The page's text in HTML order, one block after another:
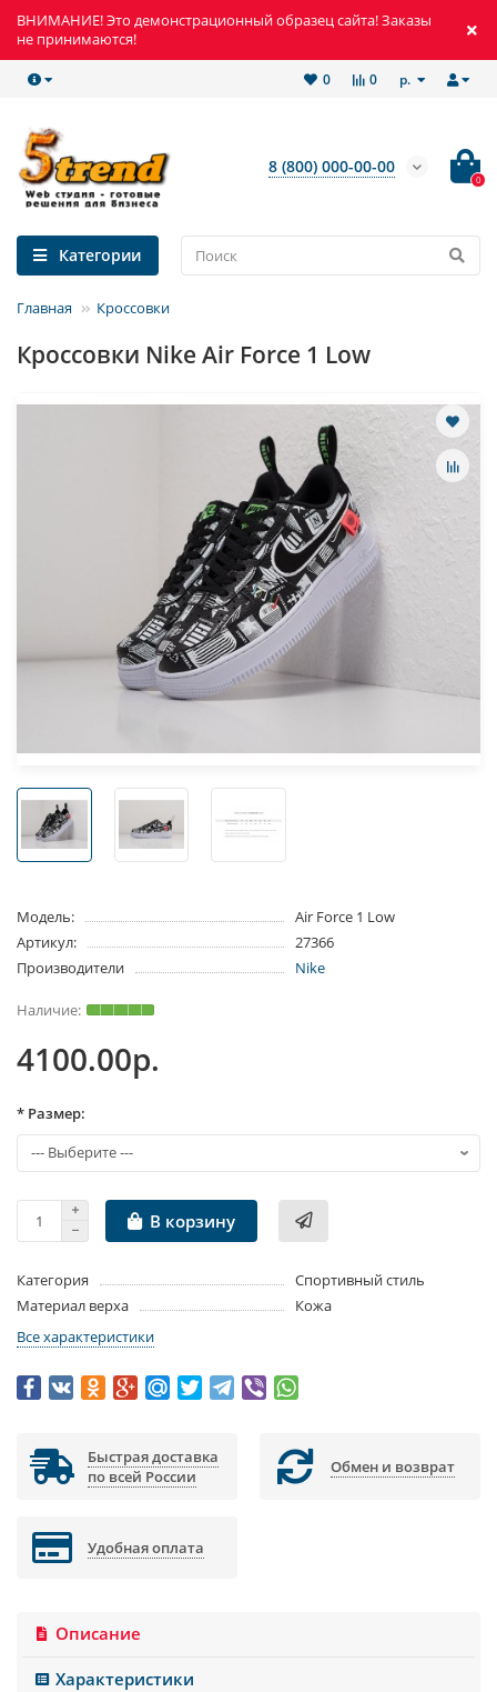
ВНИМАНИЕ! Это демонстрационный образец сайта! Заказы
не принимаются!
р.
0
0
8 (800) 000-00-00
0
Категории
Главная Кроссовки
Кроссовки Nike Air Force 1 Low
Модель:
Air Force 1 Low
Артикул:
27366
Производители
Nike
4100.00р.
* Размер:
В корзину
Категория
Спортивный стиль
Материал верха
Кожа
Все характеристики
Быстрая доставка
по всей России
Обмен и возврат
Удобная оплата
Описание
Характеристики